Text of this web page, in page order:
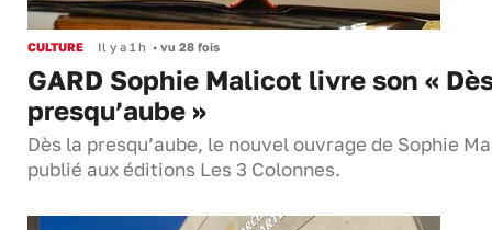
CULTURE Il y a 1 h • vu 28 fois
GARD Sophie Malicot livre son «
presqu’aube »
Dès la presqu’aube, le nouvel ouvrage de Sophie
publié aux éditions Les 3 Colonnes.